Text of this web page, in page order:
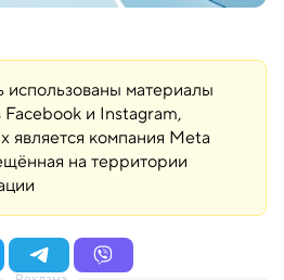
использованы материалы
и Instagram,
является компания Meta
на территории